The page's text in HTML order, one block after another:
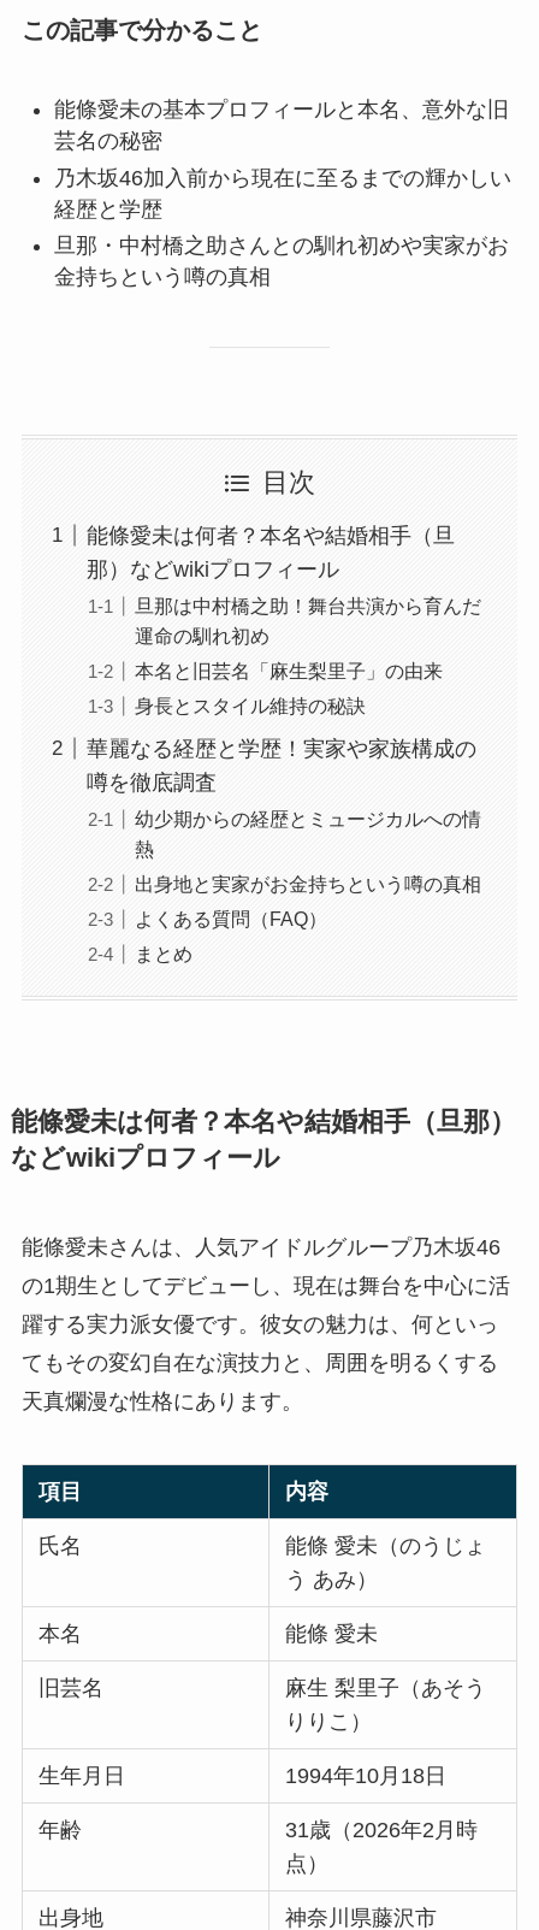
この記事で分かること
能條愛未の基本プロフィールと本名、意外な旧
芸名の秘密
乃木坂46加入前から現在に至るまでの輝かしい
経歴と学歴
旦那・中村橋之助さんとの馴れ初めや実家がお
金持ちという噂の真相
目次
能條愛未は何者？本名や結婚相手（旦
那）などwikiプロフィール
旦那は中村橋之助！舞台共演から育んだ
運命の馴れ初め
本名と旧芸名「麻生梨里子」の由来
身長とスタイル維持の秘訣
華麗なる経歴と学歴！実家や家族構成の
噂を徹底調査
幼少期からの経歴とミュージカルへの情
熱
出身地と実家がお金持ちという噂の真相
よくある質問（FAQ）
まとめ
能條愛未は何者？本名や結婚相手（旦那）
などwikiプロフィール
能條愛未さんは、人気アイドルグループ乃木坂46
の1期生としてデビューし、現在は舞台を中心に活
躍する実力派女優です。彼女の魅力は、何といっ
てもその変幻自在な演技力と、周囲を明るくする
天真爛漫な性格にあります。
項目 内容
氏名
能條 愛未（のうじょ
う あみ）
本名 能條 愛未
旧芸名
麻生 梨里子（あそう
りりこ）
生年月日 1994年10月18日
年齢
31歳（2026年2月時
点）
出身地 神奈川県藤沢市